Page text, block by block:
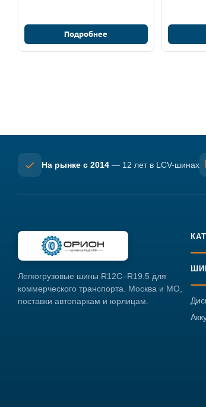
Подробнее
На рынке с 2014 — 12 лет в LCV-шинах
Легкогрузовые шины R12C–R19.5 для
коммерческого транспорта. Москва и МО,
поставки автопаркам и юрлицам.